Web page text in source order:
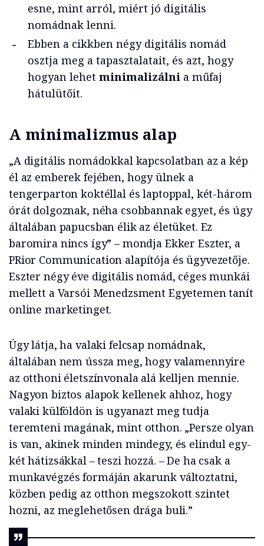
esne, mint arról, miért jó digitális
nomádnak lenni.
Ebben a cikkben négy digitális nomád
osztja meg a tapasztalatait, és azt, hogy
hogyan lehet minimalizálni a műfaj
hátulütőit.
A minimalizmus alap
„A digitális nomádokkal kapcsolatban az a kép
él az emberek fejében, hogy ülnek a
tengerparton koktéllal és laptoppal, két-három
órát dolgoznak, néha csobbannak egyet, és úgy
általában papucsban élik az életüket. Ez
baromira nincs így” – mondja Ekker Eszter, a
PRior Communication alapítója és ügyvezetője.
Eszter négy éve digitális nomád, céges munkái
mellett a Varsói Menedzsment Egyetemen tanít
online marketinget.
Úgy látja, ha valaki felcsap nomádnak,
általában nem ússza meg, hogy valamennyire
az otthoni életszínvonala alá kelljen mennie.
Nagyon biztos alapok kellenek ahhoz, hogy
valaki külföldön is ugyanazt meg tudja
teremteni magának, mint otthon. „Persze olyan
is van, akinek minden mindegy, és elindul egy-
két hátizsákkal – teszi hozzá. – De ha csak a
munkavégzés formáján akarunk változtatni,
közben pedig az otthon megszokott szintet
hozni, az meglehetősen drága buli.”